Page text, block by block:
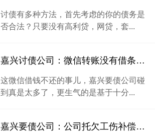
讨债有多种方法，首先考虑的你的债务是
否合法？只要没有高利贷，网贷，套...
嘉兴讨债公司：微信转账没有借条如何要钱？
这微信借钱不还的事儿，嘉兴要债公司碰
到真是太多了，更生气的是基于十分...
嘉兴要债公司：公司托欠工伤补偿款怎么办？